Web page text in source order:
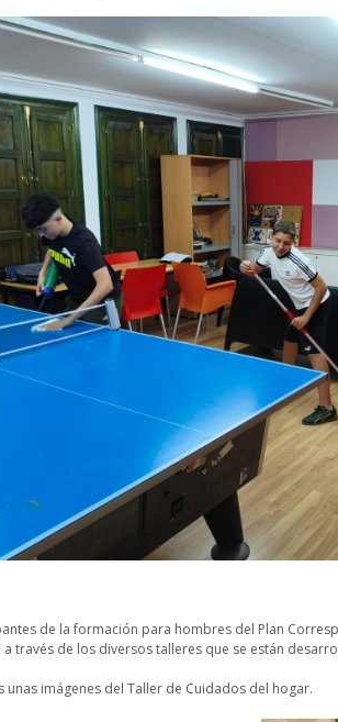
de la formación para hombres del Plan
a través de los diversos talleres que se están
unas imágenes del Taller de Cuidados del hogar.